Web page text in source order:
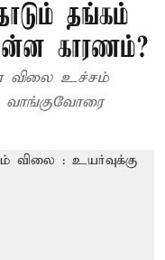
தங்கம்
காரணம்?
விலை உச்சம்